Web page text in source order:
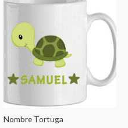
Nombre Tortuga